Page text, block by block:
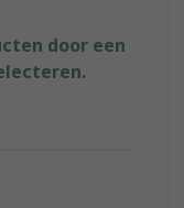
door een